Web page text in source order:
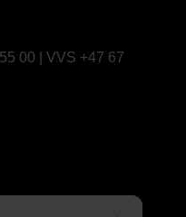
00 | VVS +47 67